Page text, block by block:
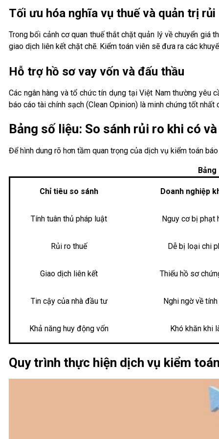
Tối ưu hóa nghĩa vụ thuế và quản trị rủi
Trong bối cảnh cơ quan thuế thắt chặt quản lý về chuyển
giao dịch liên kết chặt chẽ. Kiểm toán viên sẽ đưa ra các
Hỗ trợ hồ sơ vay vốn và đấu thầu
Các ngân hàng và tổ chức tín dụng tại Việt Nam thường yêu
báo cáo tài chính sạch (Clean Opinion) là minh chứng tốt
Bảng số liệu: So sánh rủi ro khi có
Để hình dung rõ hơn tầm quan trọng của dịch vụ kiểm toán
Chỉ tiêu so sánh Doanh nghiệp
Tính tuân thủ pháp luật Nguy cơ bị phạt
Rủi ro thuế Dễ bị loại chi
Giao dịch liên kết Thiếu hồ sơ
Tin cậy của nhà đầu tư Nghi ngờ về
Khả năng huy động vốn Khó khăn khi
Quy trình thực hiện dịch vụ kiểm